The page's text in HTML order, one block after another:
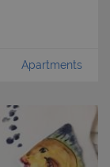
Apartments